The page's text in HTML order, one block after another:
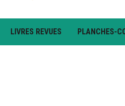
LIVRES REVUES PLANCHES-